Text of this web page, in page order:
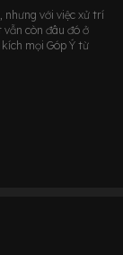
nhưng với việc xử trí
còn đâu đó ở
mọi Góp Ý từ